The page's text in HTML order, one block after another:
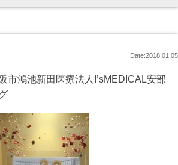
Date:2018.01.05
市鴻池新田医療法人I’sMEDICAL安部